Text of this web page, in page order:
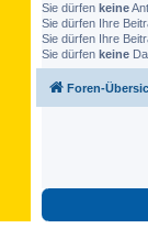
Sie dürfen keine
Sie dürfen Ihre
Sie dürfen Ihre
Sie dürfen keine
Foren-